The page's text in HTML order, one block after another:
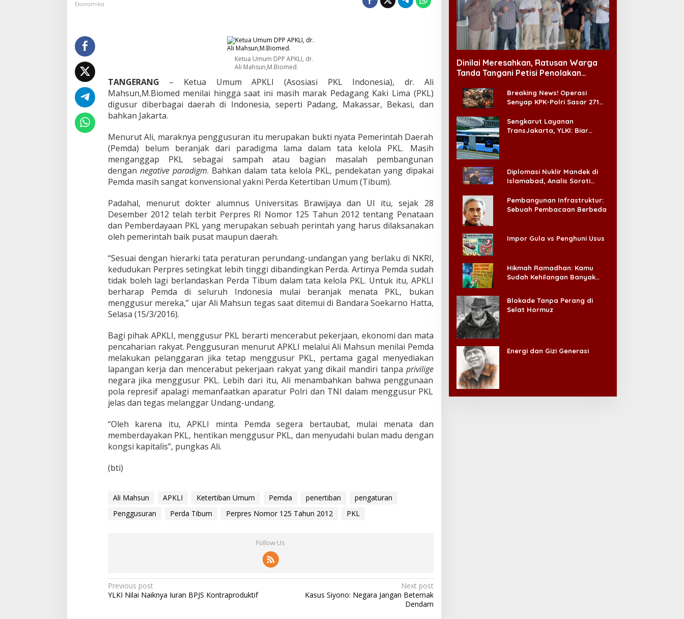
P
e
m
d
a
j
i
b
A
t
r
d
a
n
B
k
a
n
G
u
s
u
P
L
Ekonomika
Ketua Umum DPP APKLI, dr.
Ali Mahsun,M.Biomed.
TANGERANG – Ketua Umum APKLI (Asosiasi PKL Indonesia), dr. Ali
Mahsun,M.Biomed menilai hingga saat ini masih marak Pedagang Kaki Lima (PKL)
digusur diberbagai daerah di Indonesia, seperti Padang, Makassar, Bekasi, dan
bahkan Jakarta.
Menurut Ali, maraknya penggusuran itu merupakan bukti nyata Pemerintah Daerah
(Pemda) belum beranjak dari paradigma lama dalam tata kelola PKL. Masih
menganggap PKL sebagai sampah atau bagian masalah pembangunan
dengan negative paradigm. Bahkan dalam tata kelola PKL, pendekatan yang dipakai
Pemda masih sangat konvensional yakni Perda Ketertiban Umum (Tibum).
Padahal, menurut dokter alumnus Universitas Brawijaya dan UI itu, sejak 28
Desember 2012 telah terbit Perpres RI Nomor 125 Tahun 2012 tentang Penataan
dan Pemberdayaan PKL yang merupakan sebuah perintah yang harus dilaksanakan
oleh pemerintah baik pusat maupun daerah.
“Sesuai dengan hierarki tata peraturan perundang-undangan yang berlaku di NKRI,
kedudukan Perpres setingkat lebih tinggi dibandingkan Perda. Artinya Pemda sudah
tidak boleh lagi berlandaskan Perda Tibum dalam tata kelola PKL. Untuk itu, APKLI
berharap Pemda di seluruh Indonesia mulai beranjak menata PKL, bukan
menggusur mereka,” ujar Ali Mahsun tegas saat ditemui di Bandara Soekarno Hatta,
Selasa (15/3/2016).
Bagi pihak APKLI, menggusur PKL berarti mencerabut pekerjaan, ekonomi dan mata
pencaharian rakyat. Penggusuran menurut APKLI melalui Ali Mahsun menilai Pemda
melakukan pelanggaran jika tetap menggusur PKL, pertama gagal menyediakan
lapangan kerja dan mencerabut pekerjaan rakyat yang dikail mandiri tanpa privilige
negara jika menggusur PKL. Lebih dari itu, Ali menambahkan bahwa penggunaan
pola represif apalagi memanfaatkan aparatur Polri dan TNI dalam menggusur PKL
jelas dan tegas melanggar Undang-undang.
“Oleh karena itu, APKLI minta Pemda segera bertaubat, mulai menata dan
memberdayakan PKL, hentikan menggusur PKL, dan menyudahi bulan madu dengan
kongsi kapitalis”, pungkas Ali.
(bti)
Ali Mahsun APKLI Ketertiban Umum Pemda penertiban
pengaturan
Penggusuran
Perda Tibum Perpres Nomor 125 Tahun 2012 PKL
Follow Us
P
o
Previous post
YLKI Nilai Naiknya Iuran BPJS Kontraproduktif
Next post
Kasus Siyono: Negara Jangan Beternak
Dendam
Dinilai Meresahkan, Ratusan Warga
Tanda Tangani Petisi Penolakan
Breaking News! Operasi
Senyap KPK-Polri Sasar 271
Ada ‘Badai Pemeriksaan’
Sengkarut Layanan
TransJakarta, YLKI: Biar
Diplomasi Nuklir Mandek di
Islamabad, Analis Soroti
Pembangunan Infrastruktur:
Sebuah Pembacaan Berbeda
Impor Gula vs Penghuni Usus
Hikmah Ramadhan: Kamu
Sudah Kehilangan Banyak
Blokade Tanpa Perang di
Selat Hormuz
Energi dan Gizi Generasi